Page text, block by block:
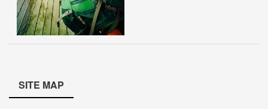
SITE MAP